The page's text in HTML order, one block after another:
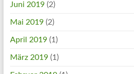
Juni 2019(2)
Mai 2019(2)
April 2019(1)
März 2019(1)